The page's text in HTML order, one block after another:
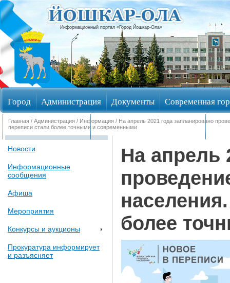
Информационный портал «Город Йошкар-Ола»
Город Администрация Документы Современная
Обращения граждан Общественные обсуждения
Главная / Администрация / Информация / На апрель 2021 года запланировано
переписи стали более точными и современными
Новости
Информационные
сообщения
Афиша
Мероприятия
Конкурсы и аукционы
Прокуратура информирует
и разъясняет
На апрель
более